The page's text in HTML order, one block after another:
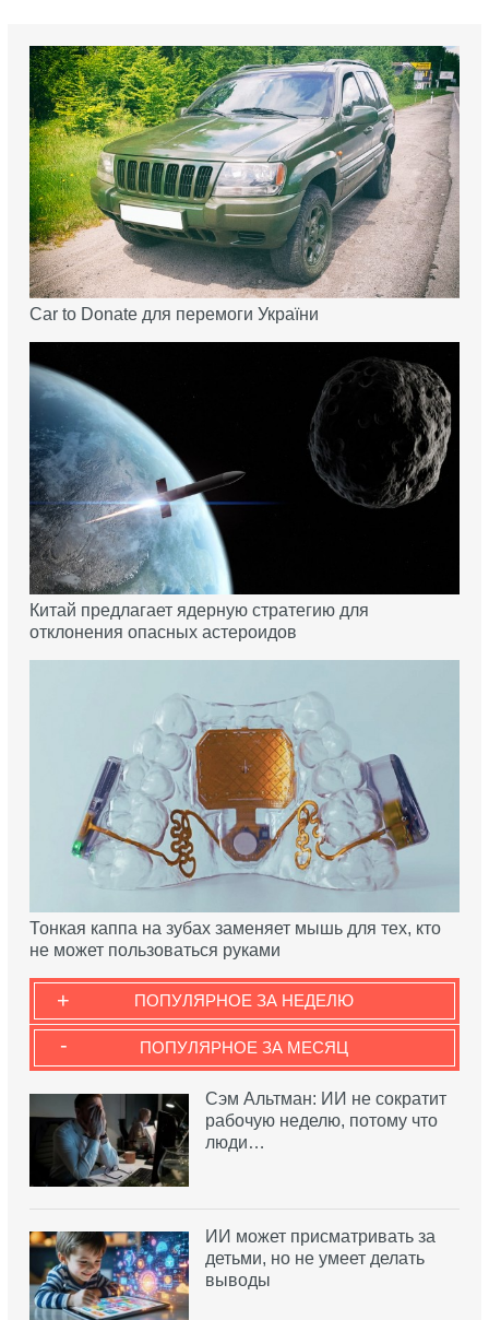
Car to Donate для перемоги України
Китай предлагает ядерную стратегию для
отклонения опасных астероидов
Тонкая каппа на зубах заменяет мышь для тех, кто
не может пользоваться руками
ПОПУЛЯРНОЕ ЗА НЕДЕЛЮ
+
ПОПУЛЯРНОЕ ЗА МЕСЯЦ
-
Сэм Альтман: ИИ не сократит
рабочую неделю, потому что
люди…
ИИ может присматривать за
детьми, но не умеет делать
выводы